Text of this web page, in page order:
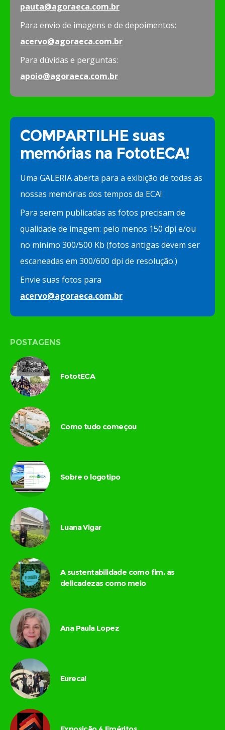
pauta@agoraeca.com.br
Para envio de imagens e de depoimentos:
acervo@agoraeca.com.br
Para dúvidas e perguntas:
apoio@agoraeca.com.br
COMPARTILHE suas
memórias na FototECA!
Uma GALERIA aberta para a exibição de todas as
nossas memórias dos tempos da ECA!
Para serem publicadas as fotos precisam de
qualidade de imagem: pelo menos 150 dpi e/ou
no mínimo 300/500 Kb (fotos antigas devem ser
escaneadas em 300/600 dpi de resolução.)
Envie suas fotos para
acervo@agoraeca.com.br
POSTAGENS
FototECA
Como tudo começou
Sobre o logotipo
Luana Vigar
A sustentabilidade como fim, as
delicadezas como meio
Ana Paula Lopez
Eureca!